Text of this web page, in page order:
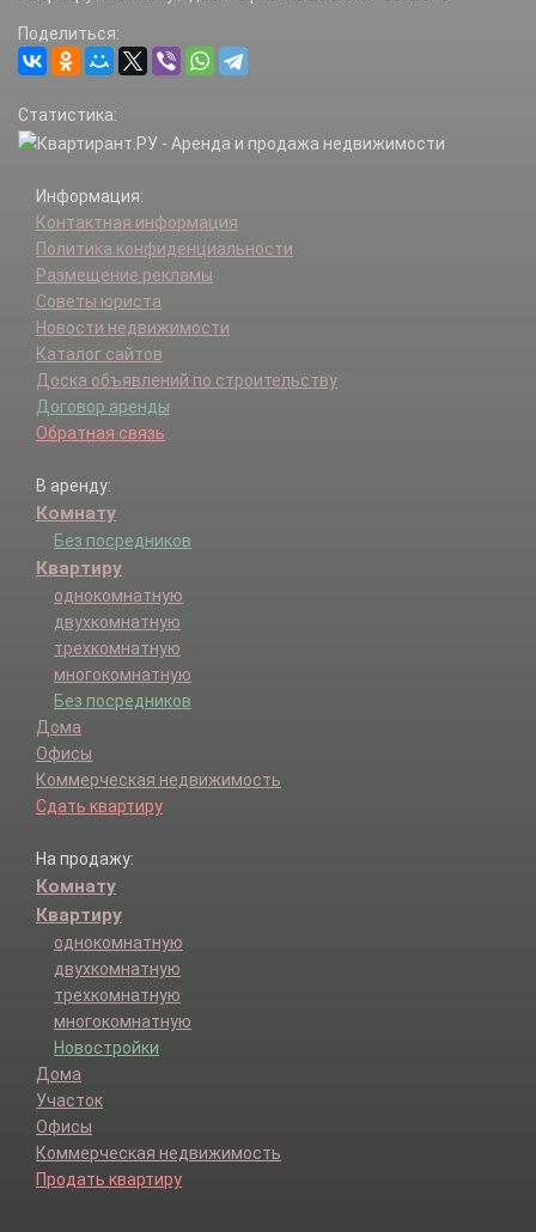
Поделиться:
Статистика:
Информация:
Контактная информация
Политика конфиденциальности
Размещение рекламы
Советы юриста
Новости недвижимости
Каталог сайтов
Доска объявлений по строительству
Договор аренды
Обратная связь
В аренду:
Комнату
Без посредников
Квартиру
однокомнатную
двухкомнатную
трехкомнатную
многокомнатную
Без посредников
Дома
Офисы
Коммерческая недвижимость
Сдать квартиру
На продажу:
Комнату
Квартиру
однокомнатную
двухкомнатную
трехкомнатную
многокомнатную
Новостройки
Дома
Участок
Офисы
Коммерческая недвижимость
Продать квартиру